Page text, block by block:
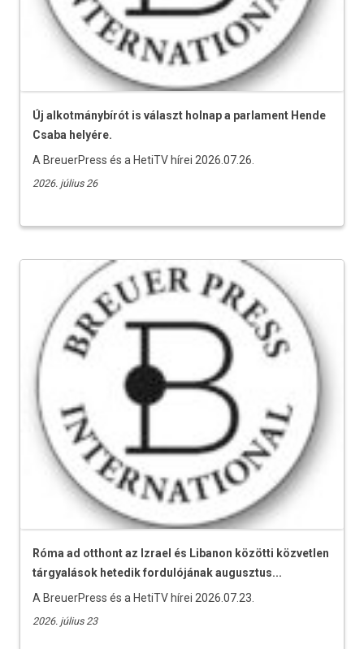
Új alkotmánybírót is választ holnap a parlament Hende
Csaba helyére.
A BreuerPress és a HetiTV hírei 2026.07.26.
2026. július 26
Róma ad otthont az Izrael és Libanon közötti közvetlen
tárgyalások hetedik fordulójának augusztus...
A BreuerPress és a HetiTV hírei 2026.07.23.
2026. július 23